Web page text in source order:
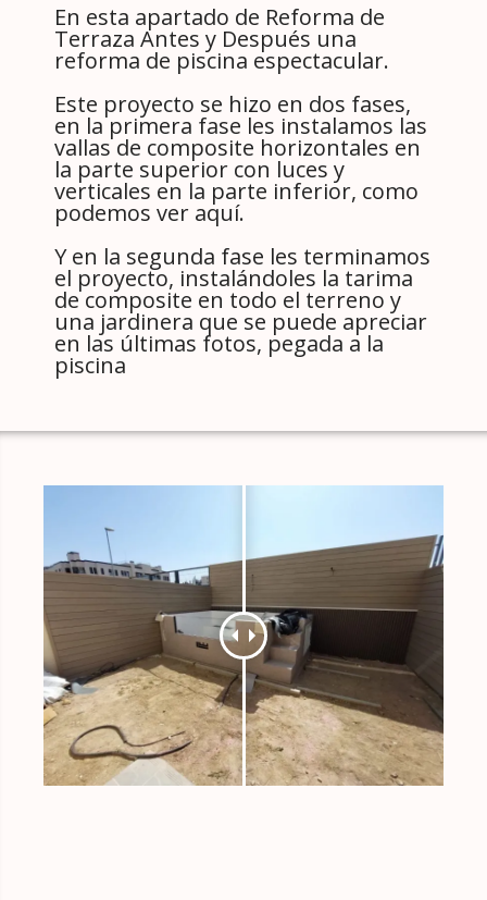
En esta apartado de Reforma de
Terraza Antes y Después una
reforma de piscina espectacular.
Este proyecto se hizo en dos fases,
en la primera fase les instalamos las
vallas de composite horizontales en
la parte superior con luces y
verticales en la parte inferior, como
podemos ver aquí.
Y en la segunda fase les terminamos
el proyecto, instalándoles la tarima
de composite en todo el terreno y
una jardinera que se puede apreciar
en las últimas fotos, pegada a la
piscina